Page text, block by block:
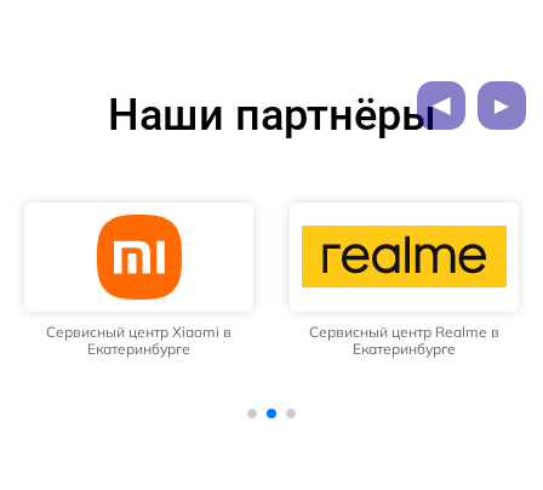
Наши партнёры
Сервисный центр Xiaomi в
Екатеринбурге
Сервисный центр Realme в
Екатеринбурге